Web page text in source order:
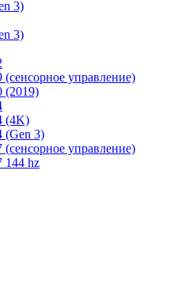
3)
3)
(сенсорное управление)
(2019)
(4K)
(Gen 3)
(сенсорное управление)
144 hz